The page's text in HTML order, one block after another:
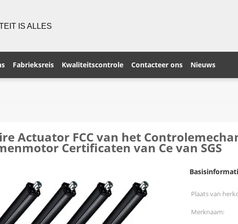
IS ALLES
Fabrieksreis Kwaliteitscontrole Contacteer ons Nieuws
Actuator FCC van het
Certificaten van Ce van SGS
Plaats van
Merknaam: